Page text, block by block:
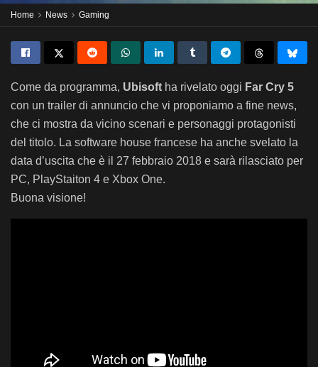
Home News Gaming
Come da programma, Ubisoft ha rivelato oggi Far Cry 5
con un trailer di annuncio che vi proponiamo a fine news,
che ci mostra da vicino scenari e personaggi protagonisti
del titolo. La software house francese ha anche svelato la
data d’uscita che è il 27 febbraio 2018 e sarà rilasciato per
PC, PlayStaiton 4 e Xbox One.
Buona visione!